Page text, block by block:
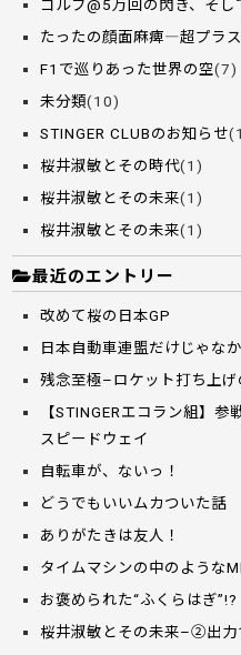
ゴルフ@5万回の閃き、そし
たったの顔面麻痺―超プラ
F1で巡りあった世界の空(7)
未分類(10)
STINGER CLUBのお知らせ
桜井淑敏とその時代(1)
桜井淑敏とその未来(1)
桜井淑敏とその未来(1)
最近のエントリー
改めて桜の日本GP
日本自動車連盟だけじゃな
残念至極–ロケット打ち上げ
【STINGERエコラン組】
スピードウェイ
自転車が、ないっ！
どうでもいいムカついた話
ありがたきは友人！
タイムマシンの中のような
お褒められた“ふくらはぎ”!?
桜井淑敏とその未来–②出